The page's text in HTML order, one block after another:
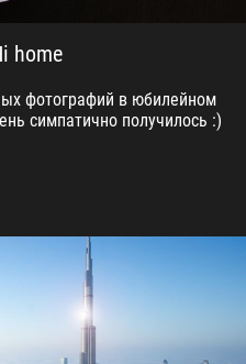
home
фотографий в юбилейном
симпатично получилось :)